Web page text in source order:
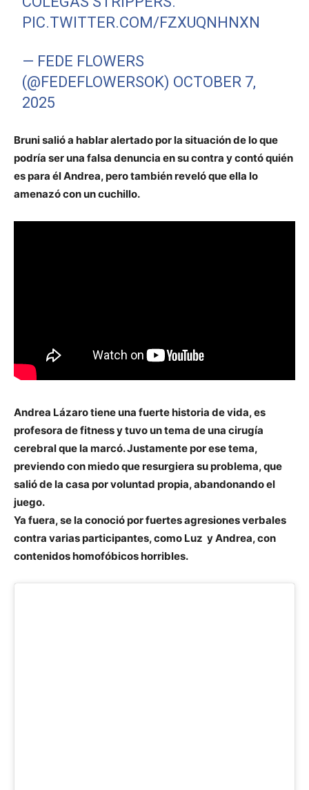
PIC.TWITTER.COM/FZXUQNHNXN
— FEDE FLOWERS
(@FEDEFLOWERSOK) OCTOBER 7,
2025
Bruni salió a hablar alertado por la situación de lo que
podría ser una falsa denuncia en su contra y contó quién
es para él Andrea, pero también reveló que ella lo
amenazó con un cuchillo.
Andrea Lázaro tiene una fuerte historia de vida, es
profesora de fitness y tuvo un tema de una cirugía
cerebral que la marcó. Justamente por ese tema,
previendo con miedo que resurgiera su problema, que
salió de la casa por voluntad propia, abandonando el
juego.
Ya fuera, se la conoció por fuertes agresiones verbales
contra varias participantes, como Luz y Andrea, con
contenidos homofóbicos horribles.